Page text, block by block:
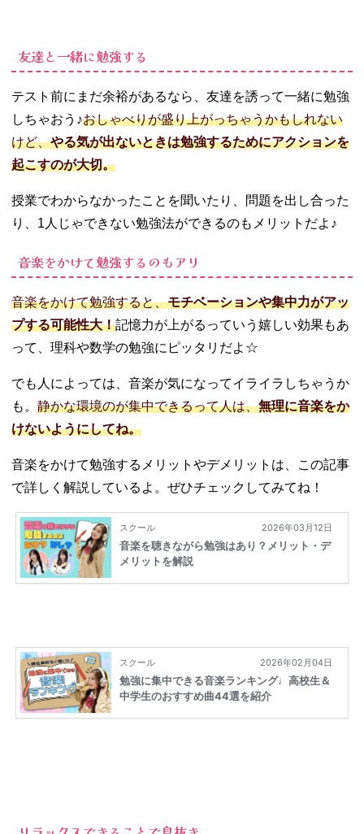
友達と一緒に勉強する
テスト前にまだ余裕があるなら、友達を誘って一緒に勉強
しちゃおう♪おしゃべりが盛り上がっちゃうかもしれない
けど、やる気が出ないときは勉強するためにアクションを
起こすのが大切。
授業でわからなかったことを聞いたり、問題を出し合った
り、1人じゃできない勉強法ができるのもメリットだよ♪
音楽をかけて勉強するのもアリ
音楽をかけて勉強すると、モチベーションや集中力がアッ
プする可能性大！記憶力が上がるっていう嬉しい効果もあ
って、理科や数学の勉強にピッタリだよ☆
でも人によっては、音楽が気になってイライラしちゃうか
も。 静かな環境のが集中できるって人は、無理に音楽をか
けないようにしてね。
音楽をかけて勉強するメリットやデメリットは、この記事
で詳しく解説しているよ。ぜひチェックしてみてね！